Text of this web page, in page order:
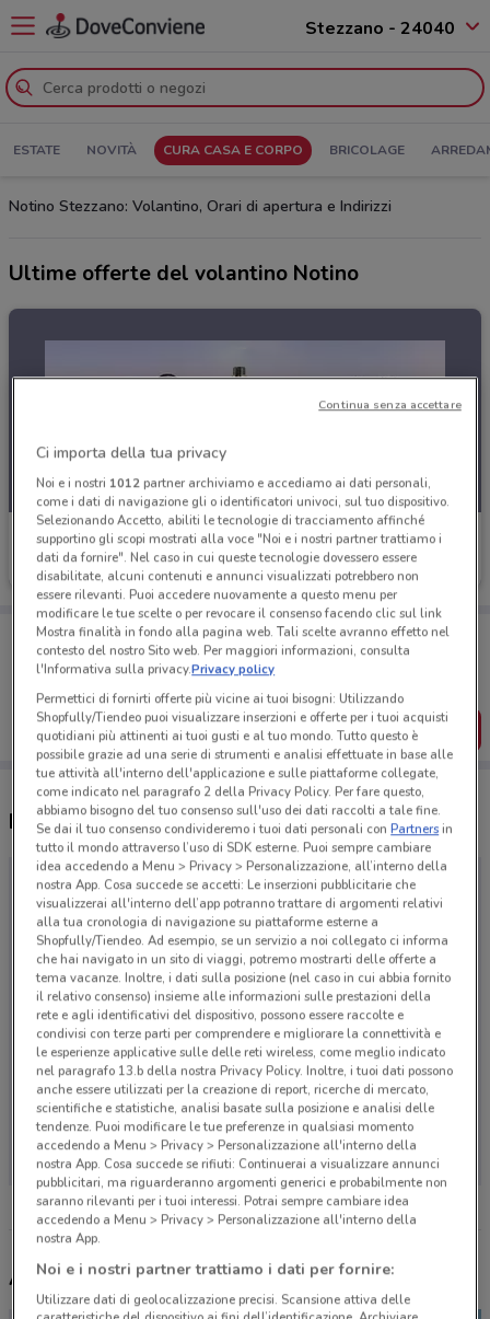
Stezzano - 24040
ESTATE NOVITÀ CURA CASA E CORPO BRICOLAGE
Notino Stezzano: Volantino, Orari di apertura e Indirizzi
Ultime offerte del volantino Notino
Notino
Scade il 03/09
Porta DoveConviene sempre con te!
Puoi trovare le migliori offerte dei negozi vicino a te,
salvarle e creare la tua lista del risparmio, comodamente
SCARICA L’APP
Negozi Notino a Stezzano
Non ci sono negozi nelle vicinanze
Altri volantini nelle vicinanze
Ci importa della tua privacy
Noi e i nostri 1012partner archiviamo e accediamo ai dati personali,
come i dati di navigazione gli o identificatori univoci, sul tuo dispositivo.
Selezionando Accetto, abiliti le tecnologie di tracciamento affinché
supportino gli scopi mostrati alla voce "Noi e i nostri partner trattiamo i
dati da fornire". Nel caso in cui queste tecnologie dovessero essere
disabilitate, alcuni contenuti e annunci visualizzati potrebbero non
essere rilevanti. Puoi accedere nuovamente a questo menu per
modificare le tue scelte o per revocare il consenso facendo clic sul link
Mostra finalità in fondo alla pagina web. Tali scelte avranno effetto nel
contesto del nostro Sito web. Per maggiori informazioni, consulta
l'Informativa sulla privacy.Privacy policy
Permettici di fornirti offerte più vicine ai tuoi bisogni: Utilizzando
Shopfully/Tiendeo puoi visualizzare inserzioni e offerte per i tuoi acquisti
quotidiani più attinenti ai tuoi gusti e al tuo mondo. Tutto questo è
possibile grazie ad una serie di strumenti e analisi effettuate in base alle
tue attività all'interno dell'applicazione e sulle piattaforme collegate,
come indicato nel paragrafo 2 della Privacy Policy. Per fare questo,
abbiamo bisogno del tuo consenso sull'uso dei dati raccolti a tale fine.
Se dai il tuo consenso condivideremo i tuoi dati personali conPartnersin
tutto il mondo attraverso l’uso di SDK esterne. Puoi sempre cambiare
idea accedendo a Menu > Privacy > Personalizzazione, all’interno della
nostra App. Cosa succede se accetti: Le inserzioni pubblicitarie che
visualizzerai all'interno dell’app potranno trattare di argomenti relativi
alla tua cronologia di navigazione su piattaforme esterne a
Shopfully/Tiendeo. Ad esempio, se un servizio a noi collegato ci informa
che hai navigato in un sito di viaggi, potremo mostrarti delle offerte a
tema vacanze. Inoltre, i dati sulla posizione (nel caso in cui abbia fornito
il relativo consenso) insieme alle informazioni sulle prestazioni della
rete e agli identificativi del dispositivo, possono essere raccolte e
condivisi con terze parti per comprendere e migliorare la connettività e
le esperienze applicative sulle delle reti wireless, come meglio indicato
nel paragrafo 13.b della nostra Privacy Policy. Inoltre, i tuoi dati possono
anche essere utilizzati per la creazione di report, ricerche di mercato,
scientifiche e statistiche, analisi basate sulla posizione e analisi delle
tendenze. Puoi modificare le tue preferenze in qualsiasi momento
accedendo a Menu > Privacy > Personalizzazione all'interno della
nostra App. Cosa succede se rifiuti: Continuerai a visualizzare annunci
pubblicitari, ma riguarderanno argomenti generici e probabilmente non
saranno rilevanti per i tuoi interessi. Potrai sempre cambiare idea
accedendo a Menu > Privacy > Personalizzazione all'interno della
nostra App.
Noi e i nostri partner trattiamo i dati per fornire:
Utilizzare dati di geolocalizzazione precisi. Scansione attiva delle
Continua senza accettare